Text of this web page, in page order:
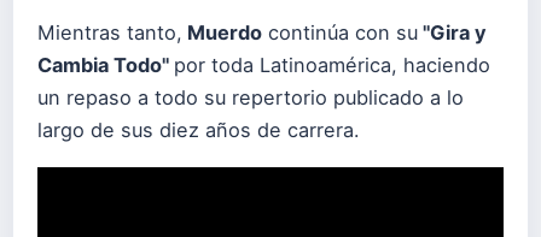
Mientras tanto, Muerdo continúa con su "Gira y
Cambia Todo" por toda Latinoamérica, haciendo
un repaso a todo su repertorio publicado a lo
largo de sus diez años de carrera.